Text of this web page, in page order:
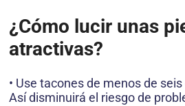
¿Cómo lucir unas
atractivas?
• Use tacones de menos de
Así disminuirá el riesgo de